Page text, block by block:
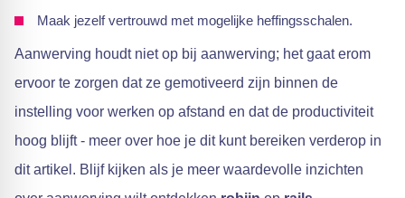
Maak jezelf vertrouwd met mogelijke heffingsschalen.
Aanwerving houdt niet op bij aanwerving; het gaat erom
ervoor te zorgen dat ze gemotiveerd zijn binnen de
instelling voor werken op afstand en dat de productiviteit
hoog blijft - meer over hoe je dit kunt bereiken verderop in
dit artikel. Blijf kijken als je meer waardevolle inzichten